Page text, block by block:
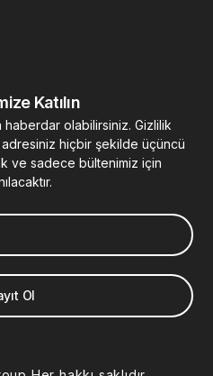
Katılın
haberdar olabilirsiniz. Gizlilik
hiçbir şekilde üçüncü
ve sadece bültenimiz için
Ol